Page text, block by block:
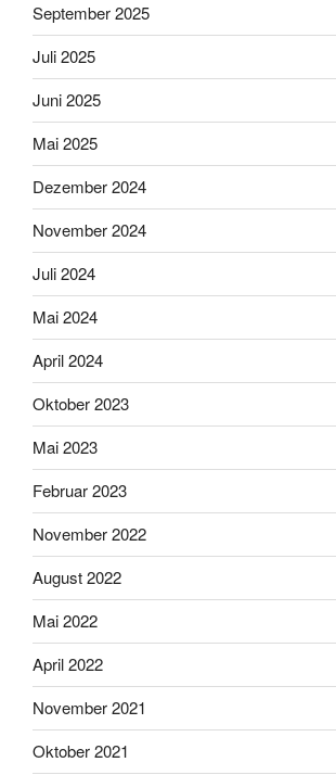
September 2025
Juli 2025
Juni 2025
Mai 2025
Dezember 2024
November 2024
Juli 2024
Mai 2024
April 2024
Oktober 2023
Mai 2023
Februar 2023
November 2022
August 2022
Mai 2022
April 2022
November 2021
Oktober 2021